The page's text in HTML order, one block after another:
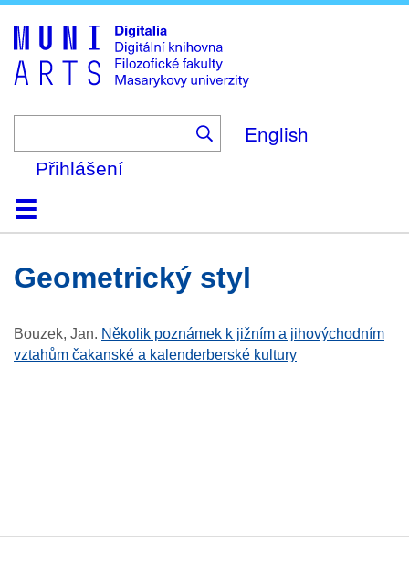
to
main
content
English
Přihlášení
DomůKolekce
Prohlížení
Vyhledávání
O platformě
Nápověda
KontaktDigitalia
geometrický styl
Bouzek, Jan. Několik poznámek k jižním a jihovýchodním
vztahům čakanské a kalenderberské kultury